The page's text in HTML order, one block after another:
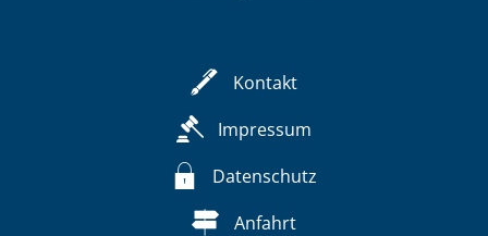
Kontakt
Impressum
Datenschutz
Anfahrt